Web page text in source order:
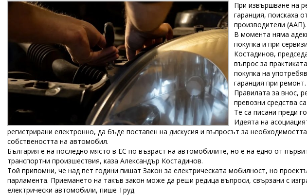
При извършване на
гаранция, поискаха
производители (ААП).
В момента няма
покупка и при
Костадинов,
въпрос за
покупка на
гаранция при ремонт.
Правилата за внос,
превозни средства
Те са писани преди
Идеята на
регистрирани електронно, да бъде поставен на дискусия и въпросът за
собствеността на автомобил.
България е на последно място в ЕС по възраст на автомобилите, но е на едно от
транспортни произшествия, каза Александър Костадинов.
Той припомни, че над пет години пишат Закон за електрическата мобилност, но
парламента. Приемането на такъв закон може да реши редица въпроси, свързани с
електрически автомобили, пише Труд.